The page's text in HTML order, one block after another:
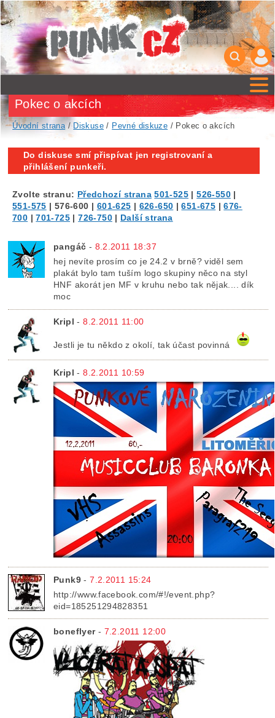
Pokec o akcích
Úvodní strana/ Diskuse / Pevné diskuze / Pokec o akcích
Do diskuse smí přispívat jen registrovaní a
přihlášení punkeři.
Zvolte stranu: Předchozí strana 501-525 |526-550|
551-575 | 576-600 | 601-625 | 626-650 |651-675 |676-
700 |701-725 |726-750| Další strana
pangáč - 8.2.2011 18:37
hej nevíte prosím co je 24.2 v brně? viděl sem
plakát bylo tam tuším logo skupiny něco na styl
HNF akorát jen MF v kruhu nebo tak nějak.... dík
moc
Kripl -8.2.2011 11:00
Jestli je tu někdo z okolí, tak účast povinná
Kripl -8.2.2011 10:59
Punk9 -7.2.2011 15:24
http://www.facebook.com/#!/event.php?
eid=185251294828351
boneflyer- 7.2.2011 12:00